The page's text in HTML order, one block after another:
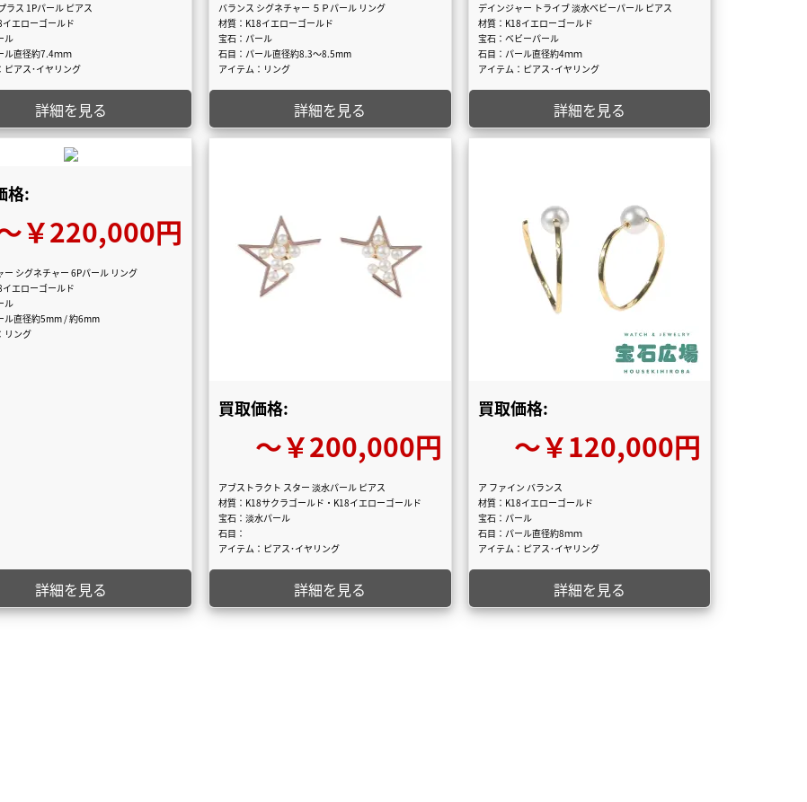
ラス 1Pパール ピアス
エローゴールド
ル
ル直径約7.4ｍｍ
ピアス･イヤリング
詳細を見る
バランス シグネチャー ５Ｐパール リング
材質：K18イエローゴールド
宝石：パール
石目：パール直径約8.3～8.5mm
アイテム：リング
詳細を見る
デインジャー トライブ 淡水ベビーパール ピアス
材質：K18イエローゴールド
宝石：ベビーパール
石目：パール直径約4ｍｍ
アイテム：ピアス･イヤリング
詳細を見る
格:
￥220,000円
ー シグネチャー 6Pパール リング
エローゴールド
ル
ル直径約5mm / 約6mm
リング
詳細を見る
買取価格:
〜￥200,000円
アブストラクト スター 淡水パール ピアス
材質：K18サクラゴールド・K18イエローゴールド
宝石：淡水パール
石目：
アイテム：ピアス･イヤリング
詳細を見る
買取価格:
〜￥120,000円
ア ファイン バランス
材質：K18イエローゴールド
宝石：パール
石目：パール直径約8ｍｍ
アイテム：ピアス･イヤリング
詳細を見る